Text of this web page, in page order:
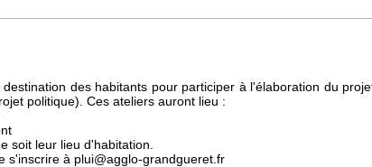
un bon été.
des habitants pour participer à l'élaboration du
politique). Ces ateliers auront lieu :
soit leur lieu d'habitation.
s'inscrire à plui@agglo-grandgueret.fr